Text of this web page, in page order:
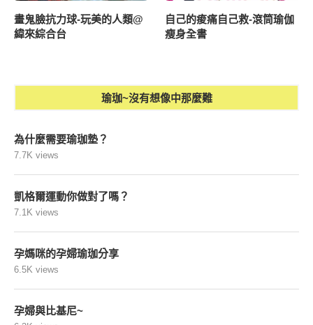
畫鬼臉抗力球-玩美的人類@
緯來綜合台
自己的痠痛自己救-滾筒瑜伽
瘦身全書
瑜珈~沒有想像中那麼難
為什麼需要瑜珈墊？
7.7K views
凱格爾運動你做對了嗎？
7.1K views
孕媽咪的孕婦瑜珈分享
6.5K views
孕婦與比基尼~